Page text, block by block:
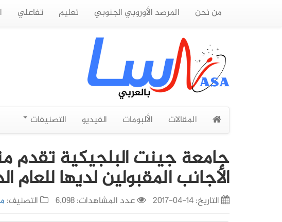
من نحن المرصد الأوروبي الجنوبي تعليم تفاعلي
المقالات الألبومات الفيديو التصنيفات
الأجانب المقبولين لديها للعام الدراسي
التاريخ:14-04-2017 عدد المشاهدات: 6,098 التصنيف: